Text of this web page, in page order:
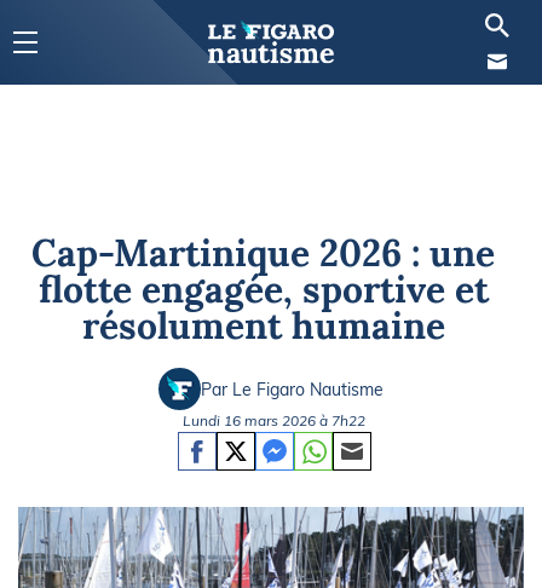
Cap-Martinique 2026 : une
flotte engagée, sportive et
résolument humaine
Par Le Figaro Nautisme
Lundi 16 mars 2026 à 7h22